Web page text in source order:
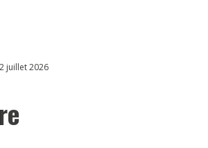
2 juillet 2026